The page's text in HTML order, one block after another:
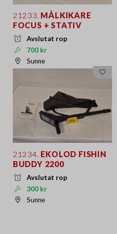
21233. MÅLKIKARE
FOCUS + STATIV
Avslutat rop
700 kr
Sunne
21234. EKOLOD FISHIN
BUDDY 2200
Avslutat rop
300 kr
Sunne